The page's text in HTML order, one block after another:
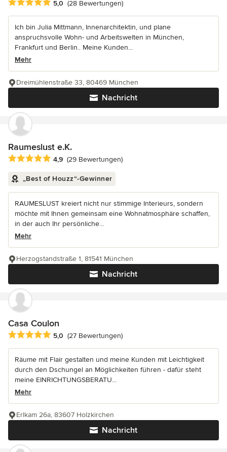
Durchschnittliche Bewertung: 5 von 5 Sternen
5,0 (28 Bewertungen)
Ich bin Julia Mittmann, Innenarchitektin, und plane
anspruchsvolle Wohn- und Arbeitswelten in München,
Frankfurt und Berlin.. Meine Kunden...
Mehr
Nachricht
Dreimühlenstraße 33, 80469 München
Raumeslust e.K.
Durchschnittliche Bewertung: 4.9 von 5 Sternen
4,9 (29 Bewertungen)
„Best of Houzz“-Gewinner
RAUMESLUST kreiert nicht nur stimmige Interieurs, sondern
möchte mit Ihnen gemeinsam eine Wohnatmosphäre schaffen,
in der auch Ihr persönliche...
Mehr
Nachricht
Herzogstandstraße 1, 81541 München
Casa Coulon
Durchschnittliche Bewertung: 5 von 5 Sternen
5,0 (27 Bewertungen)
Räume mit Flair gestalten und meine Kunden mit Leichtigkeit
durch den Dschungel an Möglichkeiten führen - dafür steht
meine EINRICHTUNGSBERATU...
Mehr
Nachricht
Erlkam 26a, 83607 Holzkirchen